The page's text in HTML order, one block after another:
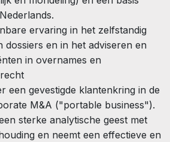
ervaring in het zelfstandig
dossiers en in het adviseren en
in overnames en
een gevestigde klantenkring in de
M&A ("portable business").
sterke analytische geest met
en neemt een effectieve en